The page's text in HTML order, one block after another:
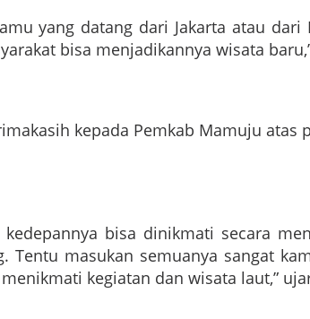
yang datang dari Jakarta atau dari
bisa menjadikannya wisata
kepada Pemkab Mamuju atas
bisa dinikmati secara
Tentu masukan semuanya sangat
kegiatan dan wisata laut,”